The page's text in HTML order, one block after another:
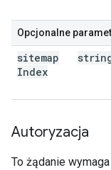
Opcjonalne
sitemap
Index
Autoryzacja
To żądanie